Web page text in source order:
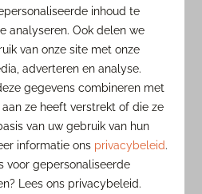
Bergen
Maashorst
en musea
natuur
inhoud te
analyseren. Ook delen we
van onze site met onze
adverteren en analyse.
gegevens combineren met
ze heeft verstrekt of die ze
van uw gebruik van hun
informatie ons privacybeleid.
voor gepersonaliseerde
Lees ons privacybeleid.